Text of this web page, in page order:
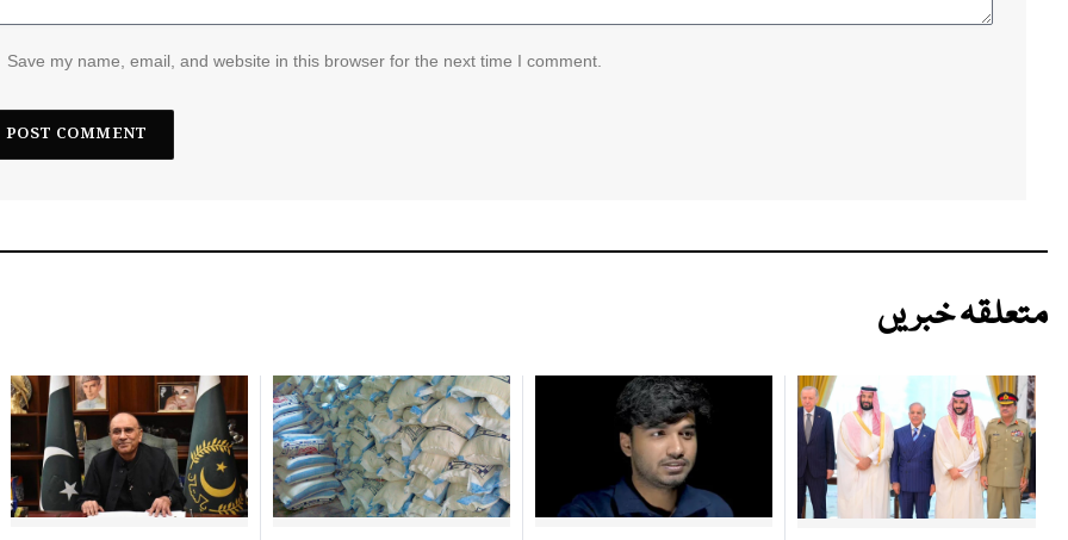
Save my name, email, and website in this browser for the next time I comment.
متعلقہ خبریں